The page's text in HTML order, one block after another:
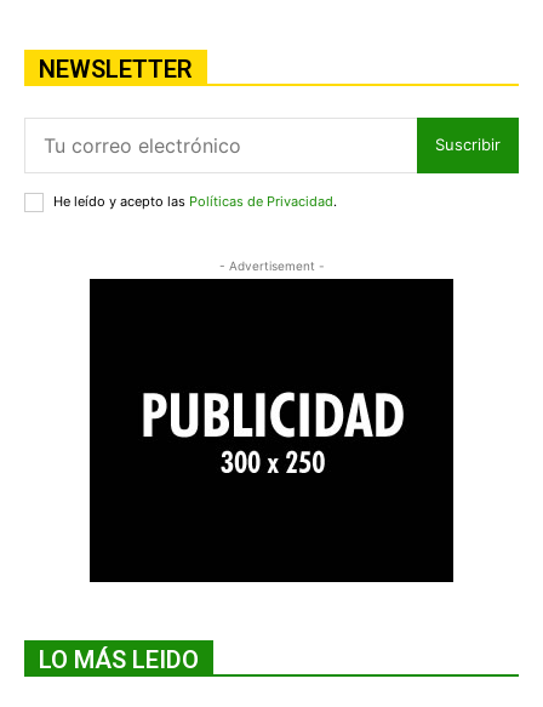
NEWSLETTER
Suscribir
He leído y acepto las Políticas de Privacidad.
- Advertisement -
LO MÁS LEIDO